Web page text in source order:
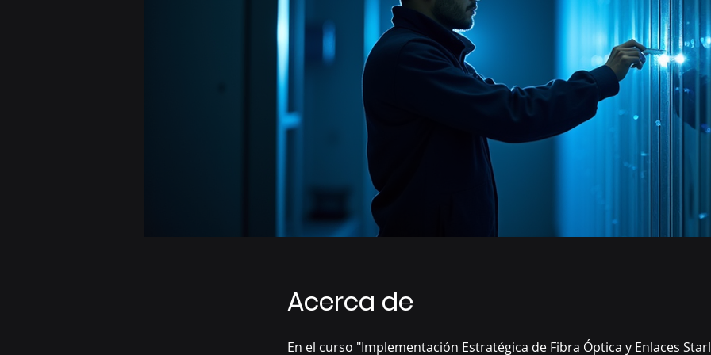
Acerca de
En el curso "Implementación Estratégica de Fibra Óptica y Enlaces